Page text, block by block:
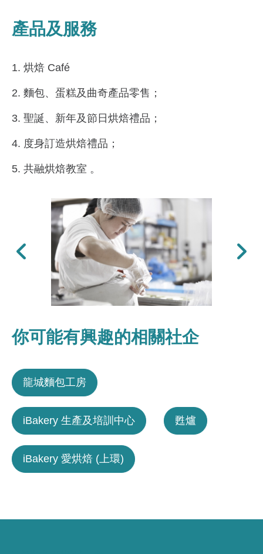
產品及服務
1. 烘焙 Café
2. 麵包、蛋糕及曲奇產品零售；
3. 聖誕、新年及節日烘焙禮品；
4. 度身訂造烘焙禮品；
5. 共融烘焙教室 。
上一張 下一張
你可能有興趣的相關社企
龍城麵包工房
iBakery 生產及培訓中心 甦爐
iBakery 愛烘焙 (上環)